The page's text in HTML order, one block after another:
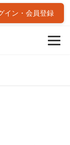
イン・会員登録